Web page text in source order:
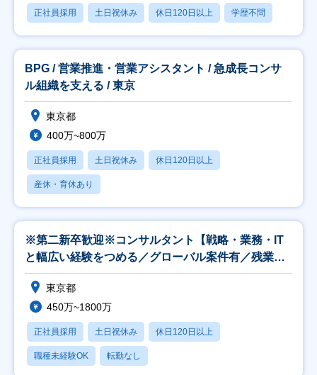
正社員採用 土日祝休み 休日120日以上 学歴不問
BPG / 営業推進・営業アシスタント / 急成長コンサ
ル組織を支える / 東京
東京都
400万~800万
正社員採用 土日祝休み 休日120日以上
産休・育休あり
※第二新卒歓迎※コンサルタント【戦略・業務・IT
と幅広い経験をつめる／グローバル案件有／残業
25H】
東京都
450万~1800万
正社員採用 土日祝休み 休日120日以上
職種未経験OK 転勤なし